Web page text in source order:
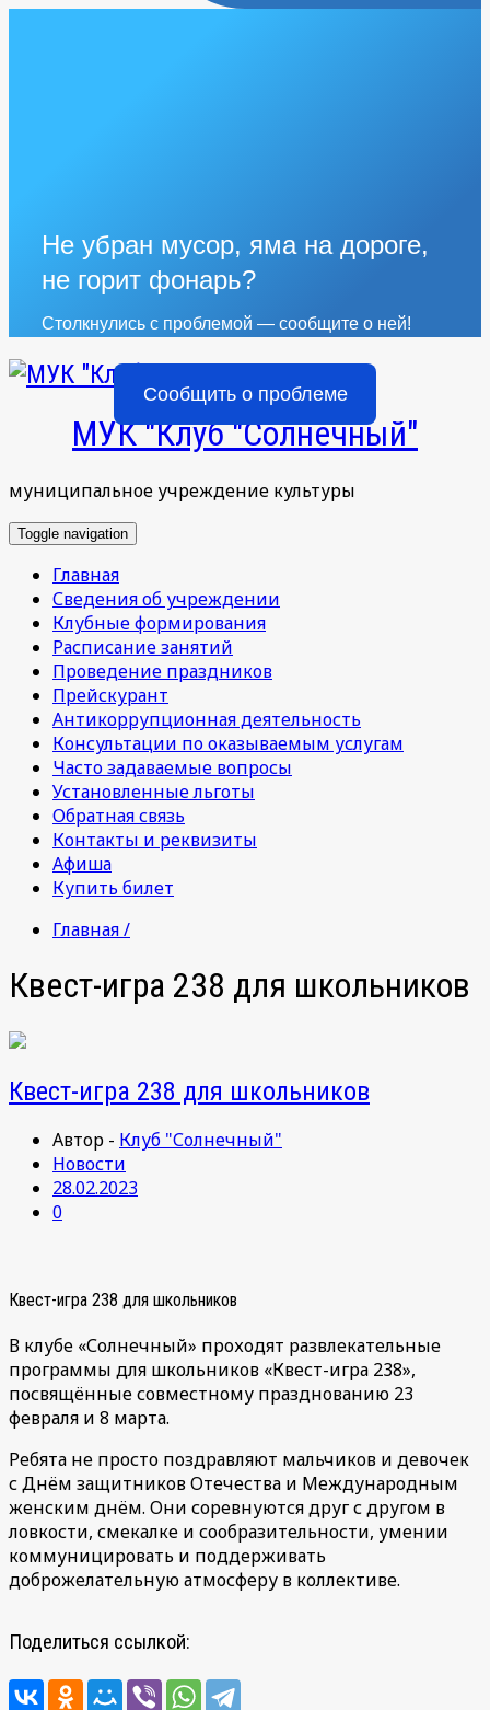
Не убран мусор, яма на дороге,
не горит фонарь?
Столкнулись с проблемой — сообщите о ней!
Сообщить о проблеме
МУК "Клуб "Солнечный"
муниципальное учреждение культуры
Toggle navigation
Главная
Сведения об учреждении
Клубные формирования
Расписание занятий
Проведение праздников
Прейскурант
Антикоррупционная деятельность
Консультации по оказываемым услугам
Часто задаваемые вопросы
Установленные льготы
Обратная связь
Контакты и реквизиты
Афиша
Купить билет
Главная /
Квест-игра 238 для школьников
Квест-игра 238 для школьников
Автор - Клуб "Солнечный"
Новости
28.02.2023
0
Квест-игра 238 для школьников
В клубе «Солнечный» проходят развлекательные
программы для школьников «Квест-игра 238»,
посвящённые совместному празднованию 23
февраля и 8 марта.
Ребята не просто поздравляют мальчиков и девочек
с Днём защитников Отечества и Международным
женским днём. Они соревнуются друг с другом в
ловкости, смекалке и сообразительности, умении
коммуницировать и поддерживать
доброжелательную атмосферу в коллективе.
Поделиться ссылкой: